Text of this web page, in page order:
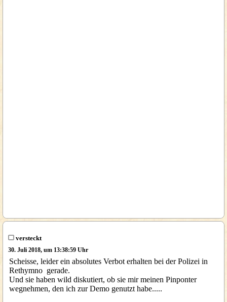
versteckt
30. Juli 2018, um 13:38:59 Uhr
Scheisse, leider ein absolutes Verbot erhalten bei der Polizei in
Rethymno gerade.
Und sie haben wild diskutiert, ob sie mir meinen Pinponter
wegnehmen, den ich zur Demo genutzt habe.....